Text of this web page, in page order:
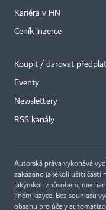
Kariéra v HN
Ceník inzerce
Koupit / darovat
Eventy
Newslettery
RSS kanály
Autorská práva vykonává
zakázáno jakékoli užití částí
jakýmkoli způsobem,
jiném jazyce. Bez souhlasu
obsahu pro účely